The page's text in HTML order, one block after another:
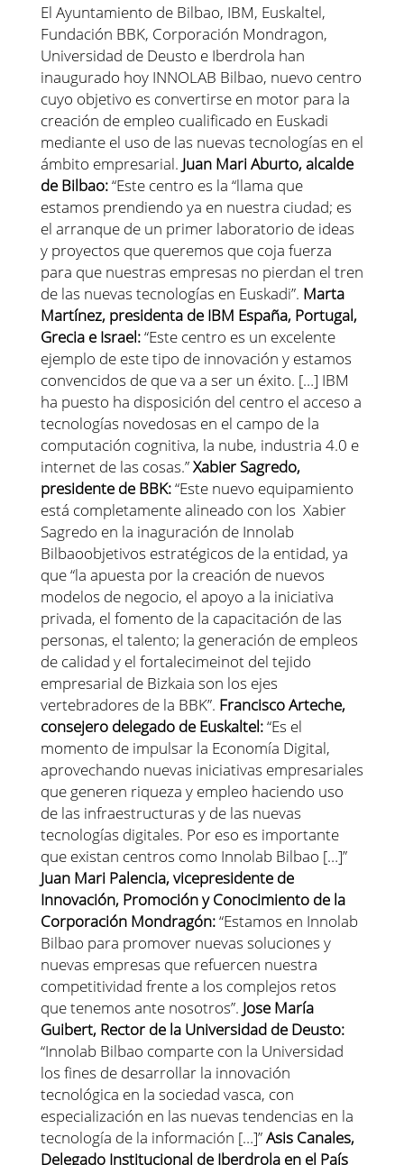
El Ayuntamiento de Bilbao, IBM, Euskaltel,
Fundación BBK, Corporación Mondragon,
Universidad de Deusto e Iberdrola han
inaugurado hoy INNOLAB Bilbao, nuevo centro
cuyo objetivo es convertirse en motor para la
creación de empleo cualificado en Euskadi
mediante el uso de las nuevas tecnologías en el
ámbito empresarial. Juan Mari Aburto, alcalde
de Bilbao:“Este centro es la “llama que
estamos prendiendo ya en nuestra ciudad; es
el arranque de un primer laboratorio de ideas
y proyectos que queremos que coja fuerza
para que nuestras empresas no pierdan el tren
de las nuevas tecnologías en Euskadi”. Marta
Martínez, presidenta de IBM España, Portugal,
Grecia e Israel:“Este centro es un excelente
ejemplo de este tipo de innovación y estamos
convencidos de que va a ser un éxito. […] IBM
ha puesto ha disposición del centro el acceso a
tecnologías novedosas en el campo de la
computación cognitiva, la nube, industria 4.0 e
internet de las cosas.”Xabier Sagredo,
presidente de BBK:“Este nuevo equipamiento
está completamente alineado con los Xabier
Sagredo en la inaguración de Innolab
Bilbaoobjetivos estratégicos de la entidad, ya
que “la apuesta por la creación de nuevos
modelos de negocio, el apoyo a la iniciativa
privada, el fomento de la capacitación de las
personas, el talento; la generación de empleos
de calidad y el fortalecimeinot del tejido
empresarial de Bizkaia son los ejes
vertebradores de la BBK”. Francisco Arteche,
consejero delegado de Euskaltel:“Es el
momento de impulsar la Economía Digital,
aprovechando nuevas iniciativas empresariales
que generen riqueza y empleo haciendo uso
de las infraestructuras y de las nuevas
tecnologías digitales. Por eso es importante
que existan centros como Innolab Bilbao […]”
Juan Mari Palencia, vicepresidente de
Innovación, Promoción y Conocimiento de la
Corporación Mondragón:“Estamos en Innolab
Bilbao para promover nuevas soluciones y
nuevas empresas que refuercen nuestra
competitividad frente a los complejos retos
que tenemos ante nosotros”. Jose María
Guibert, Rector de la Universidad de Deusto:
“Innolab Bilbao comparte con la Universidad
los fines de desarrollar la innovación
tecnológica en la sociedad vasca, con
especialización en las nuevas tendencias en la
tecnología de la información […]”Asis Canales,
Delegado Institucional de Iberdrola en el País